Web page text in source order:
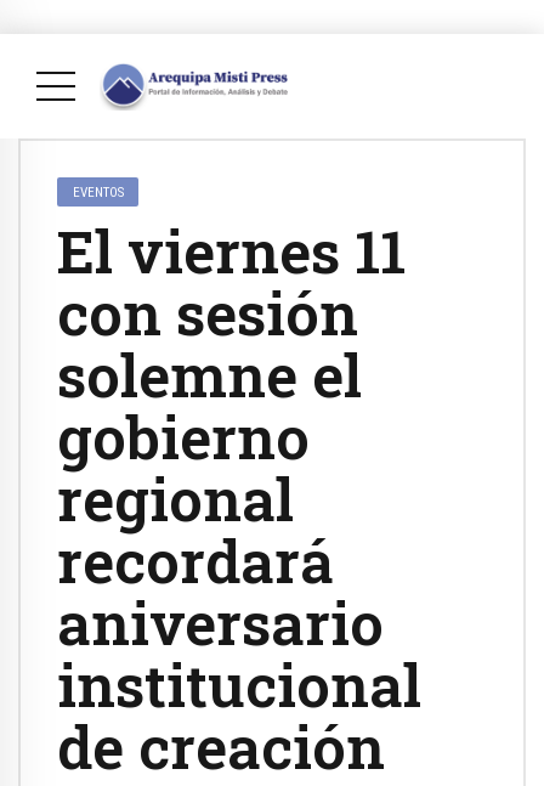
EVENTOS
El viernes 11
con sesión
solemne el
gobierno
regional
recordará
aniversario
institucional
de creación